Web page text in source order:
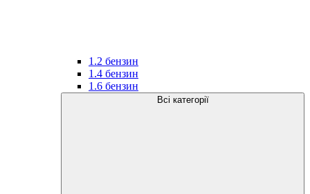
1.2 бензин
1.4 бензин
1.6 бензин
Всі категорії